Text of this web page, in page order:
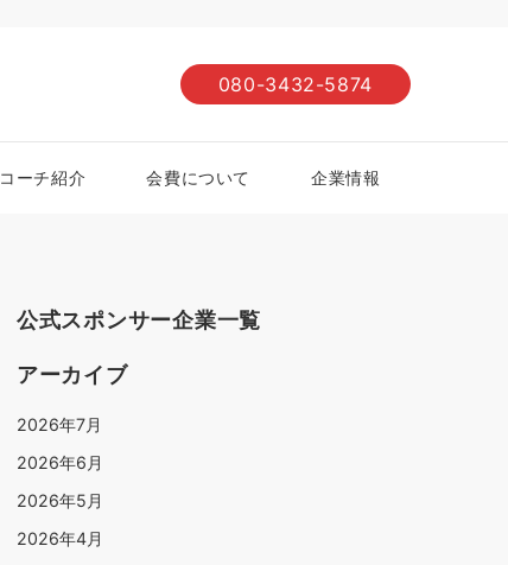
080-3432-5874
コーチ紹介 会費について 企業情報
公式スポンサー企業一覧
アーカイブ
2026年7月
2026年6月
2026年5月
2026年4月